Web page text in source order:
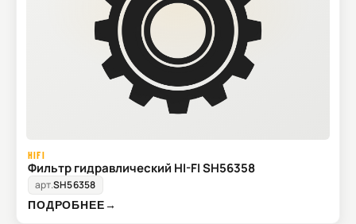
HIFI
Фильтр гидравлический HI-FI SH56358
арт.SH56358
ПОДРОБНЕЕ→